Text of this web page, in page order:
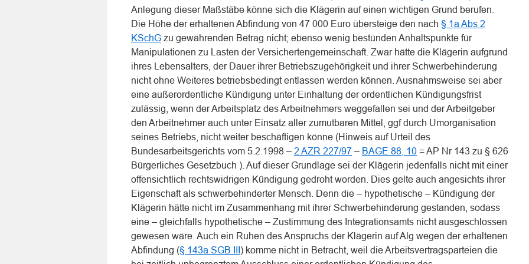
Anlegung dieser Maßstäbe könne sich die Klägerin auf einen wichtigen Grund berufen.
Die Höhe der erhaltenen Abfindung von 47 000 Euro übersteige den nach § 1a Abs 2
KSchG zu gewährenden Betrag nicht; ebenso wenig bestünden Anhaltspunkte für
Manipulationen zu Lasten der Versichertengemeinschaft. Zwar hätte die Klägerin aufgrund
ihres Lebensalters, der Dauer ihrer Betriebszugehörigkeit und ihrer Schwerbehinderung
nicht ohne Weiteres betriebsbedingt entlassen werden können. Ausnahmsweise sei aber
eine außerordentliche Kündigung unter Einhaltung der ordentlichen Kündigungsfrist
zulässig, wenn der Arbeitsplatz des Arbeitnehmers weggefallen sei und der Arbeitgeber
den Arbeitnehmer auch unter Einsatz aller zumutbaren Mittel, ggf durch Umorganisation
seines Betriebs, nicht weiter beschäftigen könne (Hinweis auf Urteil des
Bundesarbeitsgerichts vom 5.2.1998 – 2 AZR 227/97 – BAGE 88, 10 = AP Nr 143 zu § 626
Bürgerliches Gesetzbuch ). Auf dieser Grundlage sei der Klägerin jedenfalls nicht mit einer
offensichtlich rechtswidrigen Kündigung gedroht worden. Dies gelte auch angesichts ihrer
Eigenschaft als schwerbehinderter Mensch. Denn die – hypothetische – Kündigung der
Klägerin hätte nicht im Zusammenhang mit ihrer Schwerbehinderung gestanden, sodass
eine – gleichfalls hypothetische – Zustimmung des Integrationsamts nicht ausgeschlossen
gewesen wäre. Auch ein Ruhen des Anspruchs der Klägerin auf Alg wegen der erhaltenen
Abfindung (§ 143a SGB III ) komme nicht in Betracht, weil die Arbeitsvertragsparteien die